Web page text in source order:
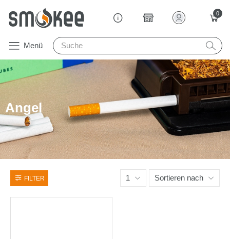
0
Menü
Angel
FILTER 1 Sortieren nach